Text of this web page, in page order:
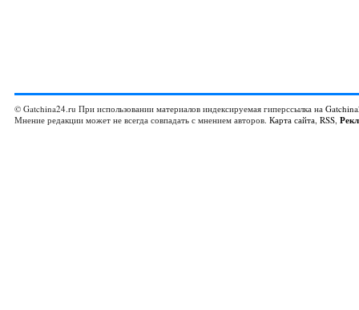
© Gatchina24.ru При использовании материалов индексируемая гиперссылка на
Мнение редакции может не всегда совпадать с мнением авторов. Карта сайта, RSS,